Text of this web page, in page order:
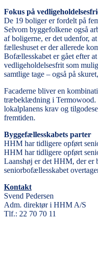
Fokus på
De 19 boliger er fordelt på
Selvom byggefolkene også
af boligerne, er det udenfor,
fælleshuset er der allerede
Bofællesskabet er gået efter
vedligeholdelsesfrit som
samtlige tage – også på
Facaderne bliver en
træbeklædning i Termowood.
lokalplanens krav og
fremtiden.
Byggefællesskabets parter
HHM har tidligere opført
HHM har tidligere opført
Laanshøj er det HHM, der er
seniorbofællesskabet
Kontakt
Svend Pedersen
Adm. direktør i HHM A/S
Tlf.: 22 70 70 11